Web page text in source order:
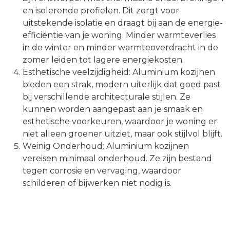
en isolerende profielen. Dit zorgt voor
uitstekende isolatie en draagt bij aan de energie-
efficiëntie van je woning. Minder warmteverlies
in de winter en minder warmteoverdracht in de
zomer leiden tot lagere energiekosten.
Esthetische veelzijdigheid: Aluminium kozijnen
bieden een strak, modern uiterlijk dat goed past
bij verschillende architecturale stijlen. Ze
kunnen worden aangepast aan je smaak en
esthetische voorkeuren, waardoor je woning er
niet alleen groener uitziet, maar ook stijlvol blijft.
Weinig Onderhoud: Aluminium kozijnen
vereisen minimaal onderhoud. Ze zijn bestand
tegen corrosie en vervaging, waardoor
schilderen of bijwerken niet nodig is.